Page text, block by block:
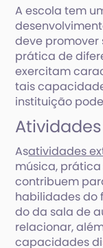
A escola tem
deve promover
prática de
exercitam
tais
instituição
Asatividades
música,
contribuem
habilidades do
do da sala de
relacionar,
capacidades